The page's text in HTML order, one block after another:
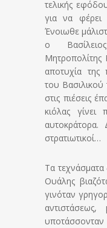
τελικής
για να φέρει
Ένοιωθε
ο
Μητροπολίτης
αποτυχία της
του
στις πιέσεις
κιόλας
στρατιωτικοί…
Τα
Ουάλης
γινόταν